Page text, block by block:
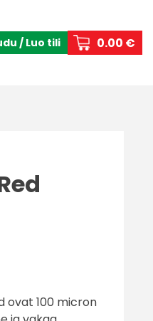
/ Luo tili 0.00 €
ovat 100 micron